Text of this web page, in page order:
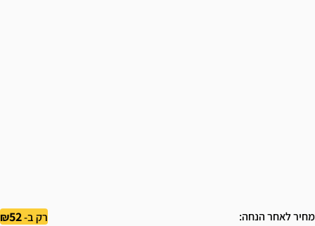
מחיר לאחר הנחה רק ב-52